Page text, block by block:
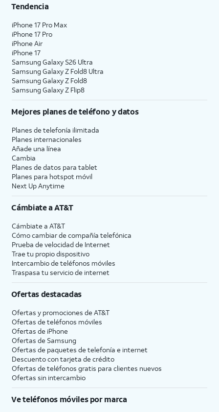
Tendencia
iPhone 17 Pro Max
iPhone 17 Pro
iPhone Air
iPhone 17
Samsung Galaxy S26 Ultra
Samsung Galaxy Z Fold8 Ultra
Samsung Galaxy Z Fold8
Samsung Galaxy Z Flip8
Mejores planes de teléfono y datos
Planes de telefonía ilimitada
Planes internacionales
Añade una línea
Cambia
Planes de datos para tablet
Planes para hotspot móvil
Next Up Anytime
Cámbiate aAT&T
Cámbiate a AT&T
Cómo cambiar de compañía telefónica
Prueba de velocidad de Internet
Trae tu propio dispositivo
Intercambio de teléfonos móviles
Traspasa tu servicio de internet
Ofertas destacadas
Ofertas y promociones de AT&T
Ofertas de teléfonos móviles
Ofertas de iPhone
Ofertas de Samsung
Ofertas de paquetes de telefonía e internet
Descuento con tarjeta de crédito
Ofertas de teléfonos gratis para clientes nuevos
Ofertas sin intercambio
Ve teléfonos móviles por marca